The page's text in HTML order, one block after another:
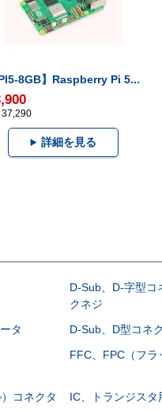
8GB】Raspberry Pi 5...
37,290
詳細を見る
D-Sub、D-字型コ
クネジ
タ D-Sub、D型コネ
FFC、FPC（フラ
コネクタ
IC、トランジスタ